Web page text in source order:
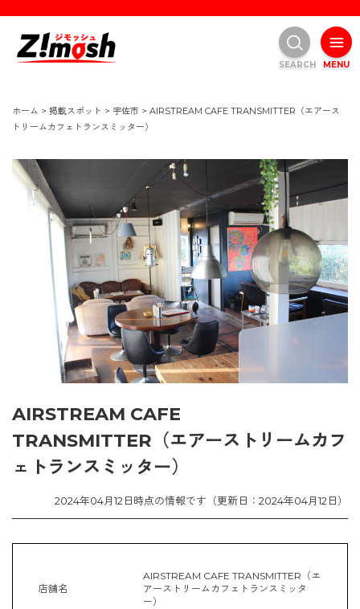
ホーム > 掲載スポット > 宇佐市 > AIRSTREAM CAFE TRANSMITTER（エアース
トリームカフェトランスミッター）
AIRSTREAM CAFE
TRANSMITTER（エアーストリームカフ
ェトランスミッター）
2024年04月12日時点の情報です（更新日：2024年04月12日）
店舗名
AIRSTREAM CAFE TRANSMITTER（エ
アーストリームカフェトランスミッタ
ー）
MENU
SEARCH